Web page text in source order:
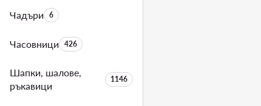
ЧадъриБрой на продуктите:
6
ЧасовнициБрой на продуктите:
426
Шапки, шалове,
ръкавици
Брой на продуктите:
1146